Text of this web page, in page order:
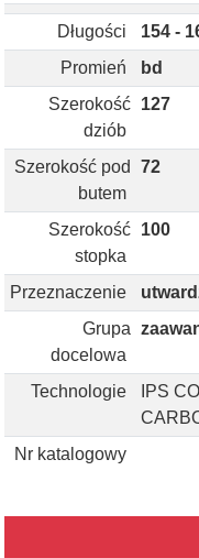
Długości
154 -
Promień
bd
Szerokość
dziób
127
Szerokość pod
butem
72
Szerokość
stopka
100
Przeznaczenie
Grupa
docelowa
Technologie
IPS
Nr katalogowy